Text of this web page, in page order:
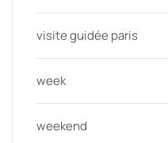
visite guidée paris
week
weekend